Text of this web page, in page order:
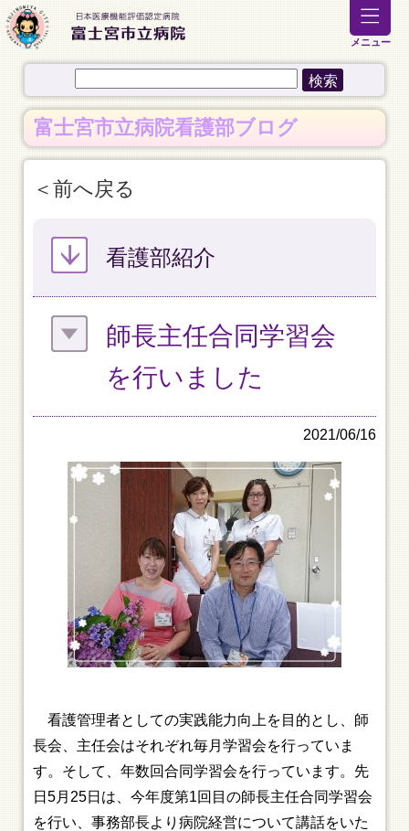
メニュー
富士宮市立病院看護部ブログ
前へ戻る
看護部紹介
師長主任合同学習会
を行いました
2021/06/16
看護管理者としての実践能力向上を目的とし、師
長会、主任会はそれぞれ毎月学習会を行っていま
す。そして、年数回合同学習会を行っています。先
日5月25日は、今年度第1回目の師長主任合同学習会
を行い、事務部長より病院経営について講話をいた